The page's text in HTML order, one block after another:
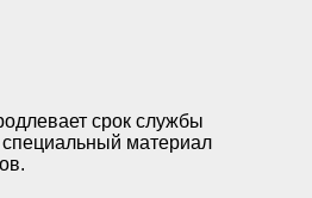
срок службы
специальный материал